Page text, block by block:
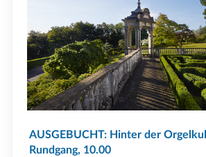
AUSGEBUCHT: Hinter der
Rundgang, 10.00